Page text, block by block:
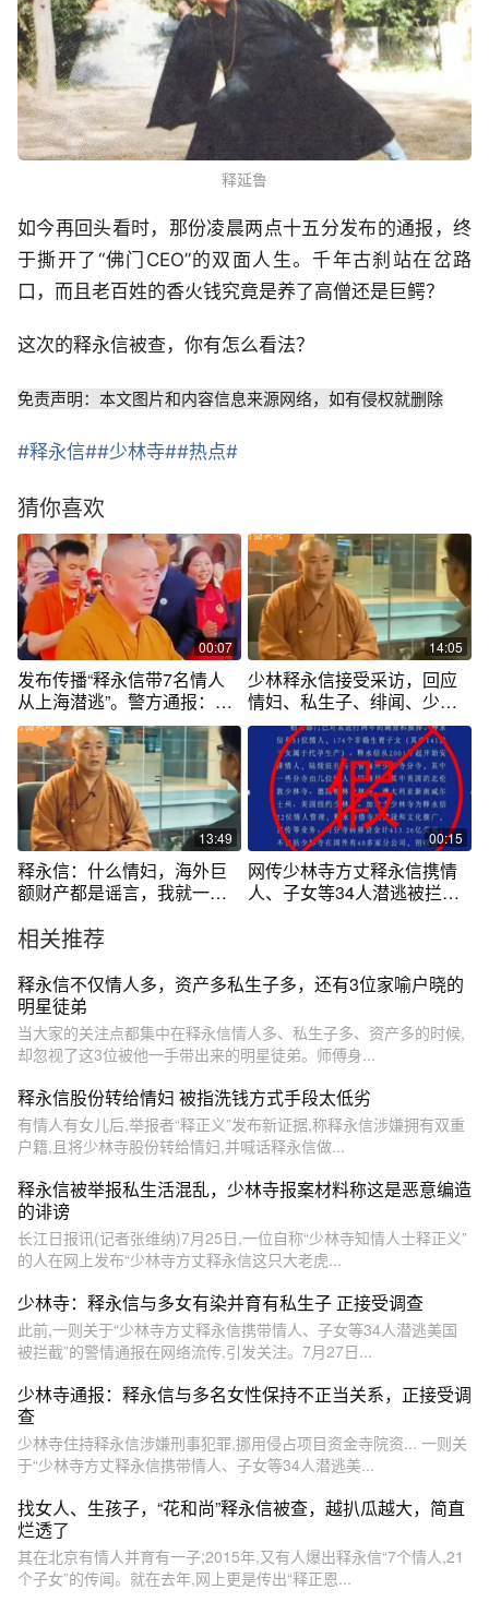
释延鲁
如今再回头看时，那份凌晨两点十五分发布的通报，终
于撕开了“佛门CEO”的双面人生。千年古刹站在岔路
口，而且老百姓的香火钱究竟是养了高僧还是巨鳄？
这次的释永信被查，你有怎么看法？
免责声明：本文图片和内容信息来源网络，如有侵权就删除
#释永信##少林寺##热点#
猜你喜欢
00:07
发布传播“释永信带7名情人
从上海潜逃”。警方通报：39
岁男子为吸引眼球发布虚假
“警情通报”，已被刑拘。（编
辑：赵翊辰；实习生：曾
琦；审签：艾渝）
14:05
少林释永信接受采访，回应
情妇、私生子、绯闻、少林
公司化等问题
13:49
释永信：什么情妇，海外巨
额财产都是谣言，我就一普
00:15
网传少林寺方丈释永信携情
人、子女等34人潜逃被拦，
相关推荐
释永信不仅情人多，资产多私生子多，还有3位家喻户晓的
明星徒弟
当大家的关注点都集中在释永信情人多、私生子多、资产多的时候,
却忽视了这3位被他一手带出来的明星徒弟。师傅身...
释永信股份转给情妇 被指洗钱方式手段太低劣
有情人有女儿后,举报者“释正义”发布新证据,称释永信涉嫌拥有双重
户籍,且将少林寺股份转给情妇,并喊话释永信做...
释永信被举报私生活混乱，少林寺报案材料称这是恶意编造
的诽谤
长江日报讯(记者张维纳)7月25日,一位自称“少林寺知情人士释正义”
的人在网上发布“少林寺方丈释永信这只大老虎...
少林寺：释永信与多女有染并育有私生子 正接受调查
此前,一则关于“少林寺方丈释永信携带情人、子女等34人潜逃美国
被拦截”的警情通报在网络流传,引发关注。7月27日...
少林寺通报：释永信与多名女性保持不正当关系，正接受调
查
少林寺住持释永信涉嫌刑事犯罪,挪用侵占项目资金寺院资... 一则关
于“少林寺方丈释永信携带情人、子女等34人潜逃美...
找女人、生孩子，“花和尚”释永信被查，越扒瓜越大，简直
烂透了
其在北京有情人并育有一子;2015年,又有人爆出释永信“7个情人,21
个子女”的传闻。就在去年,网上更是传出“释正恩...